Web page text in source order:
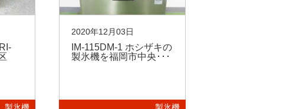
2020年12月03日
IM-115DM-1 ホシザキの
製氷機を福岡市中央･･･